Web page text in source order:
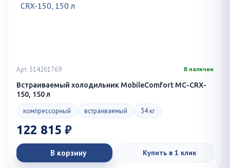
Арт. 514261769 В наличии
Встраиваемый холодильник MobileComfort MC-CRX-
150, 150 л
компрессорный встраиваемый 34 кг
122 815 ₽
В корзину Купить в 1 клик